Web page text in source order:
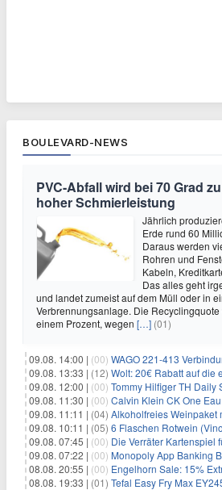
BOULEVARD-NEWS
PVC-Abfall wird bei 70 Grad
hoher Schmierleistung
Jährlich
Erde rund 60
Daraus werden
Rohren und
Kabeln,
Das alles geht
und landet zumeist auf dem Müll oder in
Verbrennungsanlage. Die
einem Prozent, wegen […] (01)
09.08. 14:00 | (00) WAGO 221-413
09.08. 13:33 | (12) Wolt: 20€ Rabatt auf die ersten
09.08. 12:00 | (00) Tommy Hilfiger TH Daily
09.08. 11:30 | (00) Calvin Klein CK One Eau
09.08. 11:11 | (04) Alkoholfreies Weinpaket mit 47% Rabatt +
09.08. 10:11 | (05) 6 Flaschen Rotwein (Vinos Tinto Paket) + 2
09.08. 07:45 | (00) Die Verräter Kartenspiel
09.08. 07:22 | (00) Monopoly App Banking
08.08. 20:55 | (00) Engelhorn Sale: 15% Extra-Rabatt
08.08. 19:33 | (01) Tefal Easy Fry Max EY2458